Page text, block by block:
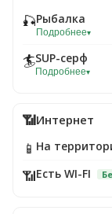
🎣Рыбалка
Подробнее▾
🏄SUP-серф
Подробнее▾
📶Интернет
📱 На
📶Есть WI-FI